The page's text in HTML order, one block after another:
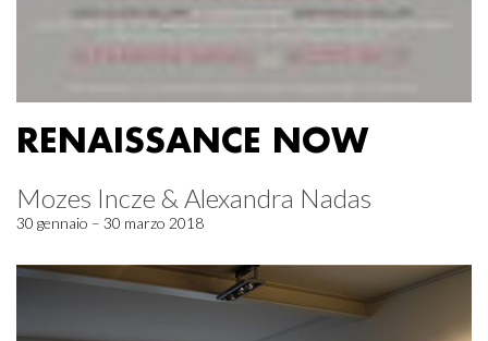
RENAISSANCE NOW
Mozes Incze & Alexandra Nadas
30 gennaio – 30 marzo 2018